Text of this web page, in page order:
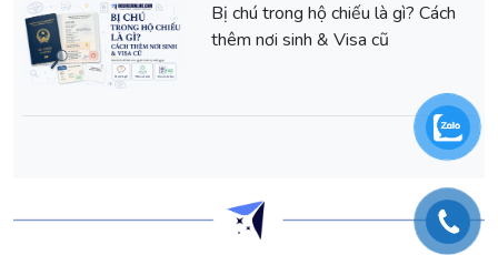
Bị chú trong hộ chiếu là gì? Cách
thêm nơi sinh & Visa cũ